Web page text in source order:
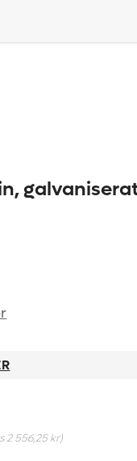
2 556,25 kr)